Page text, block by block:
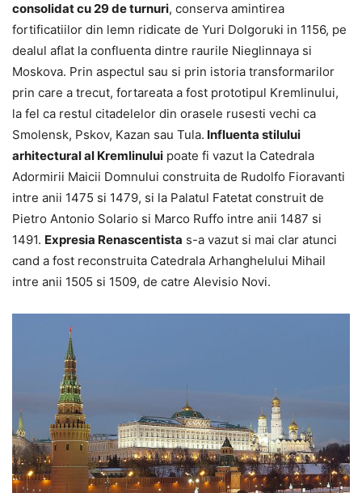
consolidat cu 29 de turnuri, conserva amintirea
fortificatiilor din lemn ridicate de Yuri Dolgoruki in 1156, pe
dealul aflat la confluenta dintre raurile Nieglinnaya si
Moskova. Prin aspectul sau si prin istoria transformarilor
prin care a trecut, fortareata a fost prototipul Kremlinului,
la fel ca restul citadelelor din orasele rusesti vechi ca
Smolensk, Pskov, Kazan sau Tula. Influenta stilului
arhitectural al Kremlinului poate fi vazut la Catedrala
Adormirii Maicii Domnului construita de Rudolfo Fioravanti
intre anii 1475 si 1479, si la Palatul Fatetat construit de
Pietro Antonio Solario si Marco Ruffo intre anii 1487 si
1491. Expresia Renascentista s-a vazut si mai clar atunci
cand a fost reconstruita Catedrala Arhanghelului Mihail
intre anii 1505 si 1509, de catre Alevisio Novi.